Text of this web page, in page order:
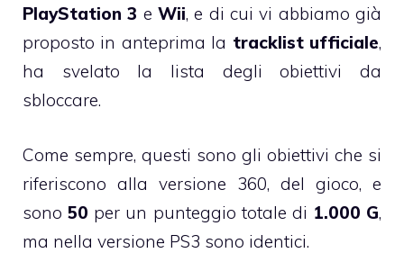
PlayStation 3 eWii, e di cui vi abbiamo già
proposto in anteprima la tracklist ufficiale,
ha svelato la lista degli obiettivi da
sbloccare.
Come sempre, questi sono gli obiettivi che si
riferiscono alla versione 360, del gioco, e
sono50 per un punteggio totale di 1.000 G,
ma nella versione PS3 sono identici.